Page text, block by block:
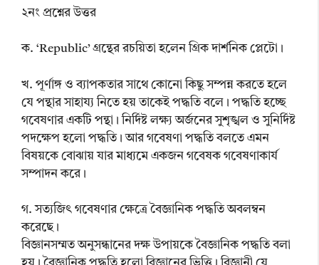
২নং প্রশ্নের উত্তর
ক. ‘Republic’ গ্রন্থের রচয়িতা হলেন গ্রিক দার্শনিক প্লেটো।
খ. পূর্ণাঙ্গ ও ব্যাপকতার সাথে কোনো কিছু সম্পন্ন করতে হলে
যে পন্থার সাহায্য নিতে হয় তাকেই পদ্ধতি বলে। পদ্ধতি হচ্ছে
গবেষণার একটি পন্থা। নির্দিষ্ট লক্ষ্য অর্জনের সুশৃঙ্খল ও সুনির্দিষ্ট
পদক্ষেপ হলো পদ্ধতি। আর গবেষণা পদ্ধতি বলতে এমন
বিষয়কে বোঝায় যার মাধ্যমে একজন গবেষক গবেষণাকার্য
সম্পাদন করে।
গ. সত্যজিৎ গবেষণার ক্ষেত্রে বৈজ্ঞানিক পদ্ধতি অবলম্বন
করেছে।
বিজ্ঞানসম্মত অনুসন্ধানের দক্ষ উপায়কে বৈজ্ঞানিক পদ্ধতি বলা